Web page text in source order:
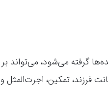
گرفته می‌شود، می‌تواند بر
فرزند، تمکین، اجرت‌المثل و